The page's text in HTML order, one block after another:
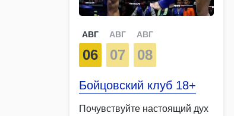
АВГ
06
АВГ
07
АВГ
08
Бойцовский клуб 18+
Почувствуйте настоящий дух